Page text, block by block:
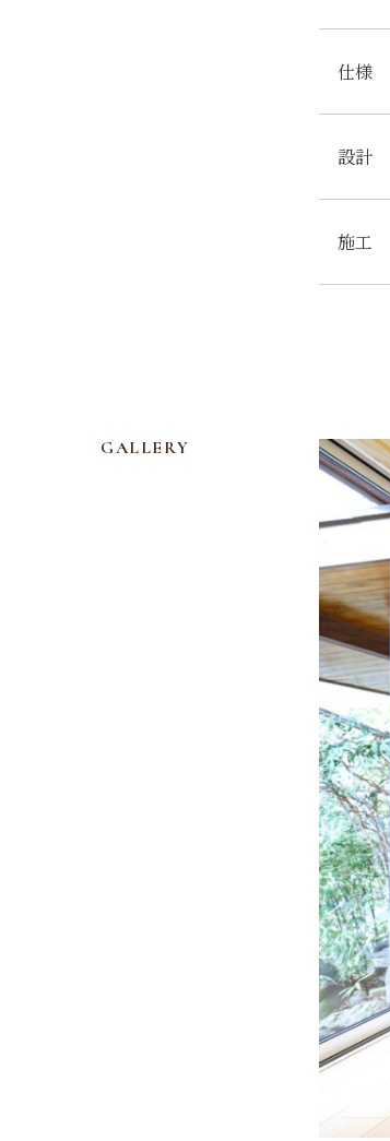
仕様
設計
施工
GALLERY